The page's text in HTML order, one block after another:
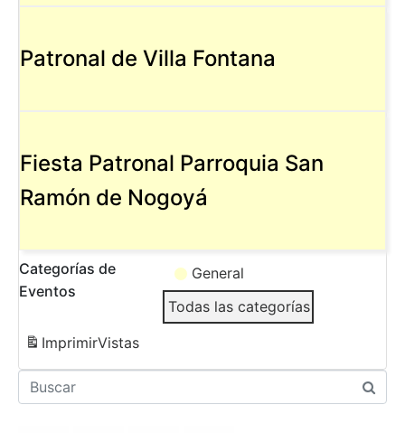
Patronal de Villa Fontana
Fiesta Patronal Parroquia San
Ramón de Nogoyá
Categorías de
Eventos
General
Todas las categorías
ImprimirVistas